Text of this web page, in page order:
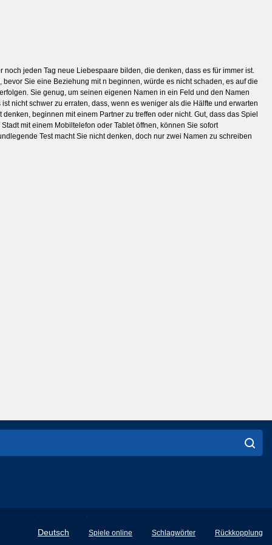
jeden Tag neue Liebespaare bilden, die denken, dass es für immer ist.
Sie eine Beziehung mit n beginnen, würde es nicht schaden, es auf die
Sie genug, um seinen eigenen Namen in ein Feld und den Namen
nicht schwer zu erraten, dass, wenn es weniger als die Hälfte und erwarten
beginnen mit einem Partner zu treffen oder nicht. Gut, dass das Spiel
mit einem Mobiltelefon oder Tablet öffnen, können Sie sofort
Test macht Sie nicht denken, doch nur zwei Namen zu schreiben
Deutsch
English
Spiele online Schlagwörter Rückkopplung